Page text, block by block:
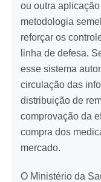
ou outra
metodologia
reforçar os
linha de defesa.
esse sistema
circulação das
distribuição de
comprovação da
compra dos
mercado.
O Ministério da